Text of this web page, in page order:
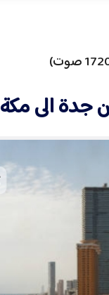
جدة الى مكة